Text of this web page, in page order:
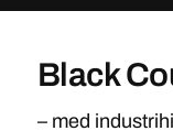
Black
– med